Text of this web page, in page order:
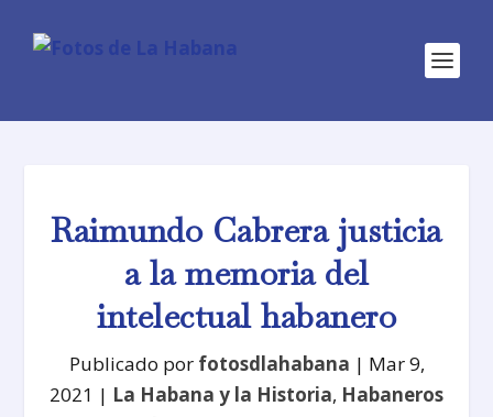
Raimundo Cabrera justicia
a la memoria del
intelectual habanero
Publicado por fotosdlahabana | Mar 9,
2021 | La Habana y la Historia, Habaneros